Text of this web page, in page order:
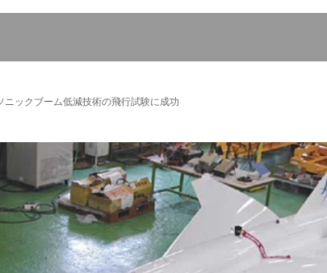
ニックブーム低減技術の飛行試験に成功